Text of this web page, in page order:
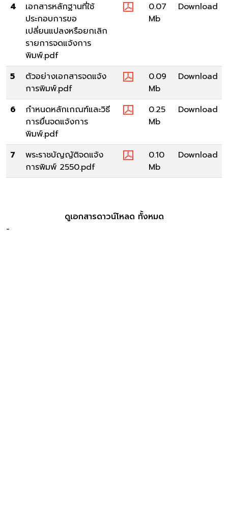
4
เอกสารหลักฐานที่ใช้
ประกอบการขอ
เปลี่ยนแปลงหรือยกเลิก
รายการจดแจ้งการ
พิมพ์.pdf
0.07
Mb
Download
5
ตัวอย่างเอกสารจดแจ้ง
การพิมพ์.pdf
0.09
Mb
Download
6
กำหนดหลักเกณฑ์และวิธี
การยื่นจดแจ้งการ
พิมพ์.pdf
0.25
Mb
Download
7
พระราชบัญญัติจดแจ้ง
การพิมพ์ 2550.pdf
0.10
Mb
Download
ดูเอกสารดาวน์โหลด ทั้งหมด
-